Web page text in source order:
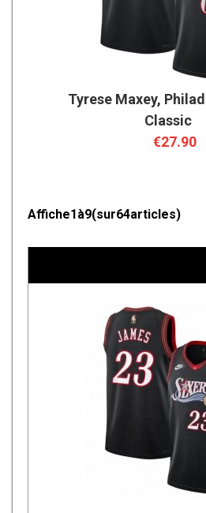
Tyrese Maxey,
Classic
€27.90
Affiche1 à9(sur64articles)